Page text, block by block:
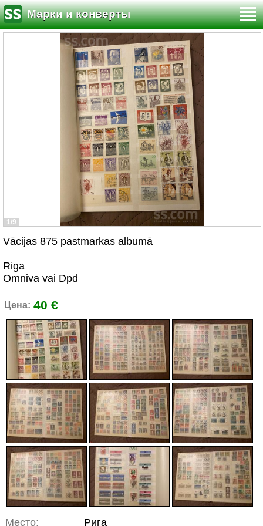
Марки и конверты
1/9
Vācijas 875 pastmarkas albumā
Riga
Omniva vai Dpd
Цена: 40 €
Место: Рига